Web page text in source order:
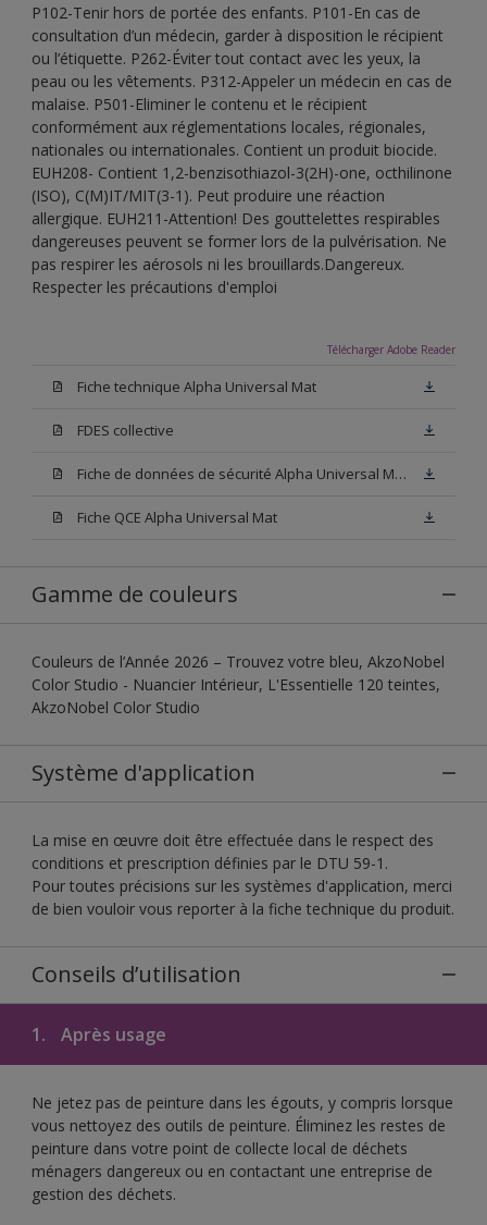
P102-Tenir hors de portée des enfants. P101-En cas de
consultation d’un médecin, garder à disposition le récipient
ou l’étiquette. P262-Éviter tout contact avec les yeux, la
peau ou les vêtements. P312-Appeler un médecin en cas de
malaise. P501-Eliminer le contenu et le récipient
conformément aux réglementations locales, régionales,
nationales ou internationales. Contient un produit biocide.
EUH208- Contient 1,2-benzisothiazol-3(2H)-one, octhilinone
(ISO), C(M)IT/MIT(3-1). Peut produire une réaction
allergique. EUH211-Attention! Des gouttelettes respirables
dangereuses peuvent se former lors de la pulvérisation. Ne
pas respirer les aérosols ni les brouillards.Dangereux.
Respecter les précautions d'emploi
Télécharger Adobe Reader
Fiche technique Alpha Universal Mat
FDES collective
Fiche de données de sécurité Alpha Universal Mat Base W05
Fiche QCE Alpha Universal Mat
Gamme de couleurs
Couleurs de l’Année 2026 – Trouvez votre bleu, AkzoNobel
Color Studio - Nuancier Intérieur, L'Essentielle 120 teintes,
AkzoNobel Color Studio
Système d'application
La mise en œuvre doit être effectuée dans le respect des
conditions et prescription définies par le DTU 59-1.
Pour toutes précisions sur les systèmes d'application, merci
de bien vouloir vous reporter à la fiche technique du produit.
Conseils d’utilisation
1. Après usage
Ne jetez pas de peinture dans les égouts, y compris lorsque
vous nettoyez des outils de peinture. Éliminez les restes de
peinture dans votre point de collecte local de déchets
ménagers dangereux ou en contactant une entreprise de
gestion des déchets.